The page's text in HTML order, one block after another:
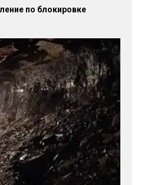
по блокировке